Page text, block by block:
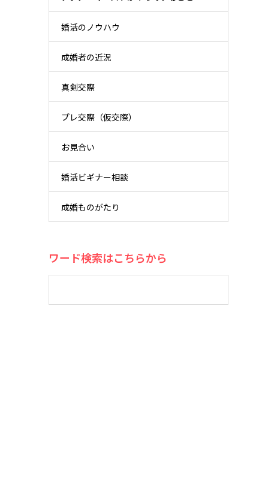
婚活のノウハウ
成婚者の近況
真剣交際
プレ交際（仮交際）
お見合い
婚活ビギナー相談
成婚ものがたり
ワード検索はこちらから